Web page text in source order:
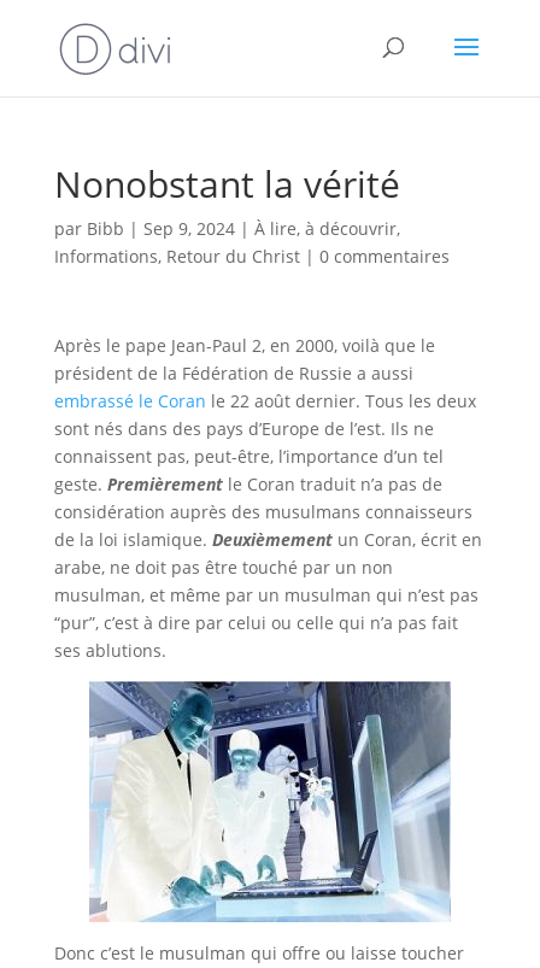
Nonobstant la vérité
par Bibb | Sep 9, 2024| À lire, à découvrir,
Informations, Retour du Christ| 0 commentaires
Après le pape Jean-Paul 2, en 2000, voilà que le
président de la Fédération de Russie a aussi
embrassé le Coran le 22 août dernier. Tous les deux
sont nés dans des pays d’Europe de l’est. Ils ne
connaissent pas, peut-être, l’importance d’un tel
geste. Premièrementle Coran traduit n’a pas de
considération auprès des musulmans connaisseurs
de la loi islamique. Deuxièmementun Coran, écrit en
arabe, ne doit pas être touché par un non
musulman, et même par un musulman qui n’est pas
“pur”, c’est à dire par celui ou celle qui n’a pas fait
ses ablutions.
Donc c’est le musulman qui offre ou laisse toucher